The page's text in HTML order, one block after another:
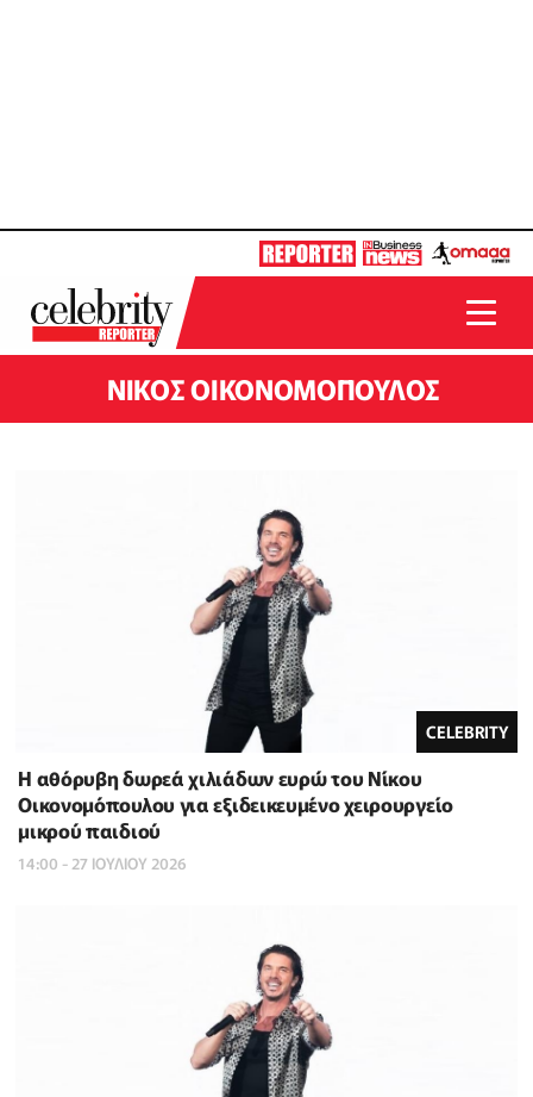
ΝΙΚΟΣ ΟΙΚΟΝΟΜΟΠΟΥΛΟΣ
CELEBRITY
Η αθόρυβη δωρεά χιλιάδων ευρώ του Νίκου
Οικονομόπουλου για εξιδεικευμένο χειρουργείο
μικρού παιδιού
14:00 - 27 ΙΟΥΛΙΟΥ 2026